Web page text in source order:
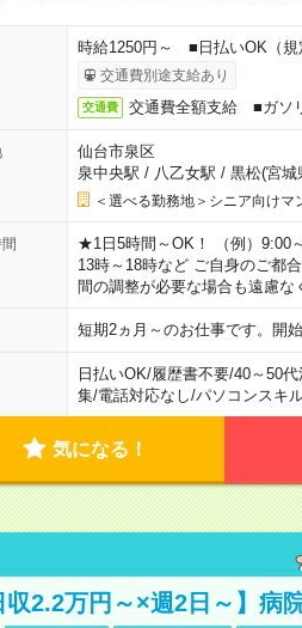
時給1250円～ ■日払いOK（
交通費別途支給あり
交通費 交通費全額支給 ■ガソ
仙台市泉区
泉中央駅 / 八乙女駅 / 黒松(宮城
＜選べる勤務地＞シニア向け
★1日5時間～OK！ （例）9:00
13時～18時など ご自身のご都
間の調整が必要な場合も遠慮な
短期2ヵ月～のお仕事です。開
日払いOK/履歴書不要/40～50代
集/電話対応なし/パソコンスキ
気になる！
収2.2万円～×週2日～】病